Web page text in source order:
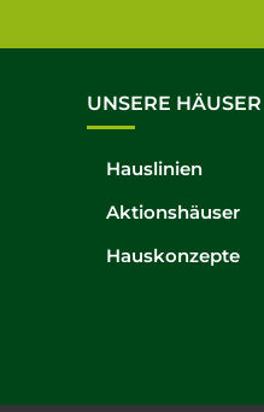
UNSERE HÄUSER
Hauslinien
Aktionshäuser
Hauskonzepte